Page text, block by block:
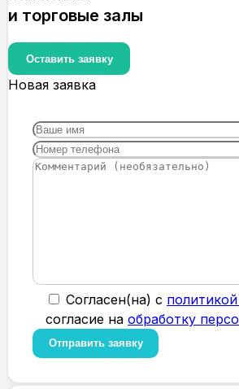
и торговые залы
Оставить заявку
Новая заявка
Cогласен(на) с
согласие на обработку